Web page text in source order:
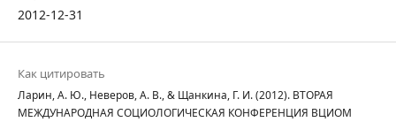
2012-12-31
Как цитировать
Ларин, А. Ю., Неверов, А. В., & Щанкина, Г. И. (2012). ВТОРАЯ
МЕЖДУНАРОДНАЯ СОЦИОЛОГИЧЕСКАЯ КОНФЕРЕНЦИЯ ВЦИОМ